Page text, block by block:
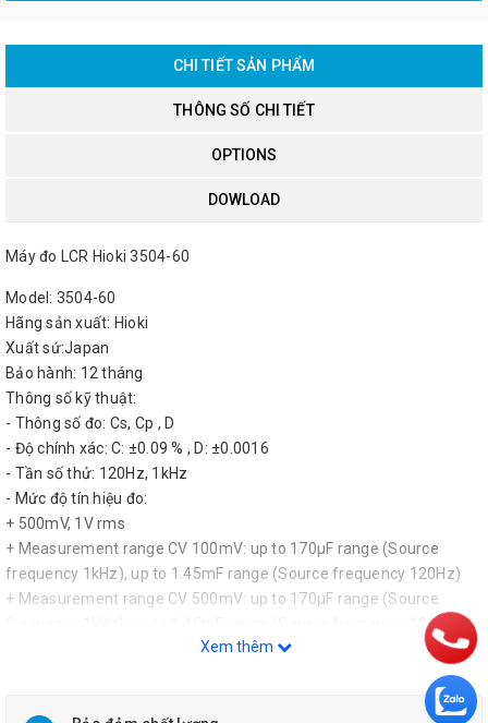
CHI TIẾT SẢN PHẨM
THÔNG SỐ CHI TIẾT
OPTIONS
DOWLOAD
Máy đo LCR Hioki 3504-60
Model: 3504-60
Hãng sản xuất: Hioki
Xuất sứ:Japan
Bảo hành: 12 tháng
Thông số kỹ thuật:
- Thông số đo: Cs, Cp , D
- Độ chính xác: C: ±0.09 % , D: ±0.0016
- Tần số thử: 120Hz, 1kHz
- Mức độ tín hiệu đo:
+ 500mV, 1V rms
+ Measurement range CV 100mV: up to 170μF range (Source
frequency 1kHz), up to 1.45mF range (Source frequency 120Hz)
+ Measurement range CV 500mV: up to 170μF range (Source
frequency 1kHz), up to 1.45mF range (Source frequency 120Hz)
+ Measurement range CV 1V: up to 70μF range (Source frequency
Xem thêm